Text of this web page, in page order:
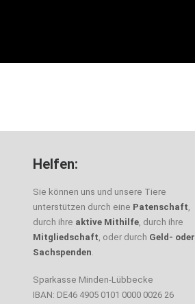
Helfen:
Sie können uns und unsere Tiere
unterstützen durch eine Patenschaft,
durch ihre aktive Mithilfe, durch ihre
Mitgliedschaft, oder durch Geld- oder
Sachspenden.
Sparkasse Minden-Lübbecke
IBAN: DE46 4905 0101 0000 0026 26